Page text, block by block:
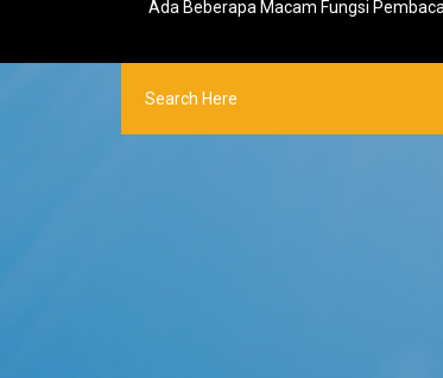
Ada Beberapa Macam Fungsi